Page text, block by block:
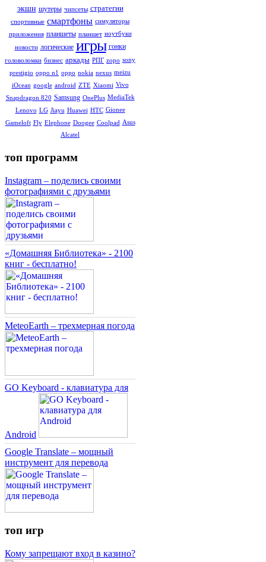
экшн шутеры чипсеты стратегии
спортивные смартфоны симуляторы
приложения планшеты планшет ноутбуки
новости логические игры гонки
головоломки бизнес аркады РПГ zopo sony
prestigio oppo n1 oppo nokia nexus meizu
iOcean google android ZTE Xiaomi Vivo
Snapdragon 820 Samsung OnePlus MediaTek
Lenovo LG Jiayu Huawei HTC Gionee
Gameloft Fly Elephone Doogee Coolpad Asus
Alcatel
топ программ
Instagram – поделись своими
фотографиями с друзьями
«Домашняя Библиотека» - 2100
книг - бесплатно!
MeteoEarth – трехмерная погода
GO Keyboard - клавиатура для
Android
Google Translate – мощный
инструмент для перевода
топ игр
Кому запрещают вход в казино?